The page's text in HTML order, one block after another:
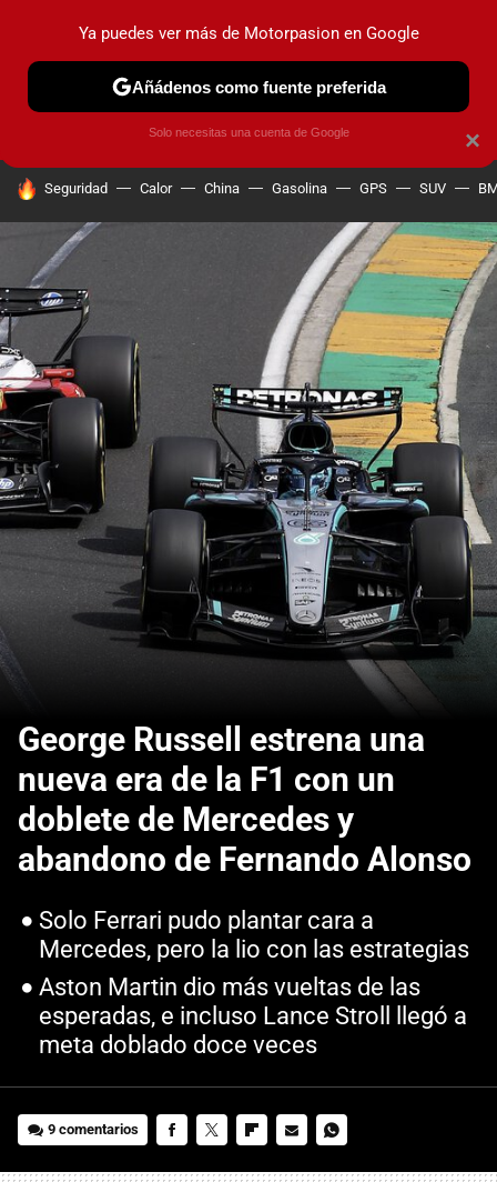
PRUEBAS COCHES ELÉCTRICOS OBSERVATORIO
HOY SE HABLA DE
Seguridad Calor China Gasolina GPS SUV
George Russell estrena una
nueva era de la F1 con un
doblete de Mercedes y
abandono de Fernando Alonso
Solo Ferrari pudo plantar cara a
Mercedes, pero la lio con las estrategias
Aston Martin dio más vueltas de las
esperadas, e incluso Lance Stroll llegó a
meta doblado doce veces
9 comentarios
×
Ya puedes ver más de Motorpasion en Google
Añádenos como fuente preferida
Solo necesitas una cuenta de Google